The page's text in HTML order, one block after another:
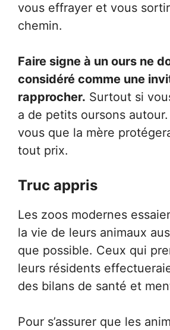
vous effrayer et vous
chemin.
Faire signe à un ours ne
considéré comme une
rapprocher. Surtout si
a de petits oursons
vous que la mère
tout prix.
Truc appris
Les zoos modernes
la vie de leurs animaux
que possible. Ceux qui
leurs résidents
des bilans de santé et
Pour s’assurer que les